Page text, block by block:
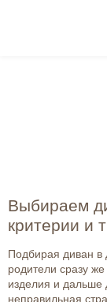
Выбираем
критерии и
Подбирая диван в
родители сразу
изделия и дальше
неправильная